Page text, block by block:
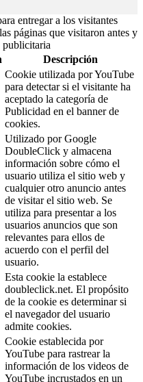
entregar a los visitantes
páginas que visitaron antes y
publicitaria
Descripción
Cookie utilizada por YouTube
para detectar si el visitante ha
aceptado la categoría de
Publicidad en el banner de
cookies.
Utilizado por Google
DoubleClick y almacena
información sobre cómo el
usuario utiliza el sitio web y
cualquier otro anuncio antes
de visitar el sitio web. Se
utiliza para presentar a los
usuarios anuncios que son
relevantes para ellos de
acuerdo con el perfil del
usuario.
Esta cookie la establece
doubleclick.net. El propósito
de la cookie es determinar si
el navegador del usuario
admite cookies.
Cookie establecida por
YouTube para rastrear la
información de los videos de
YouTube incrustados en un